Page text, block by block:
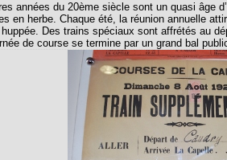
années du 20ème siècle sont un quasi âge
en herbe. Chaque été, la réunion annuelle
Des trains spéciaux sont affrétés au
de course se termine par un grand bal